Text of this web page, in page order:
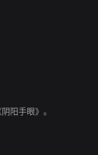
阳手眼》。